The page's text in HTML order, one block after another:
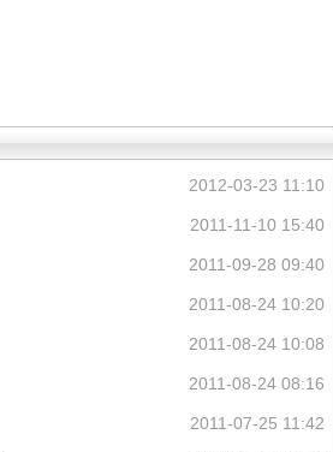
2012-03-23 11:10
2011-11-10 15:40
2011-09-28 09:40
2011-08-24 10:20
2011-08-24 10:08
2011-08-24 08:16
2011-07-25 11:42